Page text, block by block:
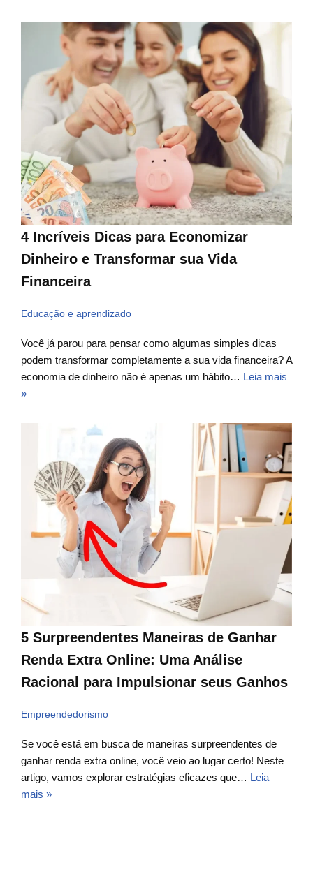
4 Incríveis Dicas para Economizar
Dinheiro e Transformar sua Vida
Financeira
Educação e aprendizado
Você já parou para pensar como algumas simples dicas
podem transformar completamente a sua vida financeira? A
economia de dinheiro não é apenas um hábito… Leia mais
»
5 Surpreendentes Maneiras de Ganhar
Renda Extra Online: Uma Análise
Racional para Impulsionar seus Ganhos
Empreendedorismo
Se você está em busca de maneiras surpreendentes de
ganhar renda extra online, você veio ao lugar certo! Neste
artigo, vamos explorar estratégias eficazes que… Leia
mais »